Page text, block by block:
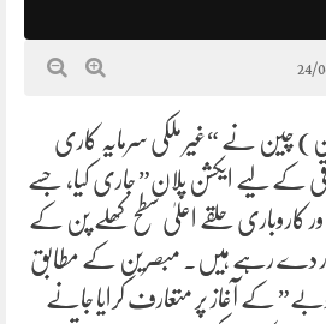
24/
چین نے “غیر ملکی سرمایہ کاری
کے لیے ایکشن پلان” جاری کیا، جسے
کاروباری حلقے اعلیٰ سطح کھلے پن کے
دے رہے ہیں۔ مبصرین کے مطابق
کے آغاز پر متعارف کرایا جانے